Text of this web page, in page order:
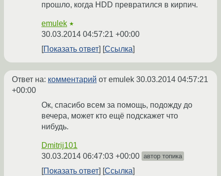
прошло, когда HDD превратился в кирпич.
emulek ★
30.03.2014 04:57:21 +00:00
Показать ответ
Ссылка
Ответ на: комментарий от emulek 30.03.2014 04:57:21
+00:00
Ок, спасибо всем за помощь, подожду до
вечера, может кто ещё подскажет что
нибудь.
Dmitrij101
30.03.2014 06:47:03 +00:00 автор топика
Показать ответ Ссылка